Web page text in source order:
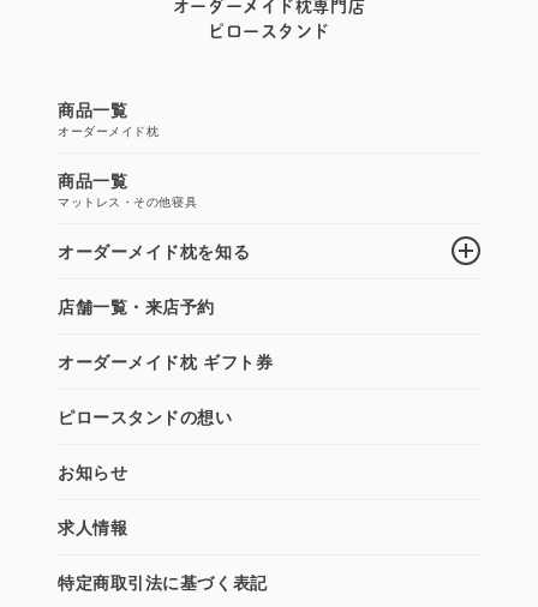
オーダーメイド枕専門店
ピロースタンド
商品一覧
オーダーメイド枕
商品一覧
マットレス・その他寝具
オーダーメイド枕を知る
店舗一覧・来店予約
オーダーメイド枕 ギフト券
ピロースタンドの想い
お知らせ
求人情報
特定商取引法に基づく表記